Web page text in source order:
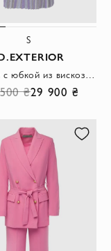
S
Костюм с юбкой из вискозы и полиэстера женский фиолетовый
₴29 900 ₴